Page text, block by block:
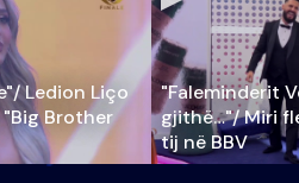
Ledion Liço
Brother
"Faleminderit
gjithë…"/ Miri
tij në BBV